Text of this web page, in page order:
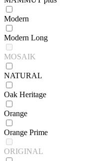
Modern
Modern Long
MOSAIK
NATURAL
Oak Heritage
Orange
Orange Prime
ORIGINAL